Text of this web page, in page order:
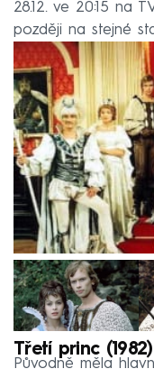
28.12. ve 20:15 na
později na stejné
Třetí princ (1982)
Původně měla